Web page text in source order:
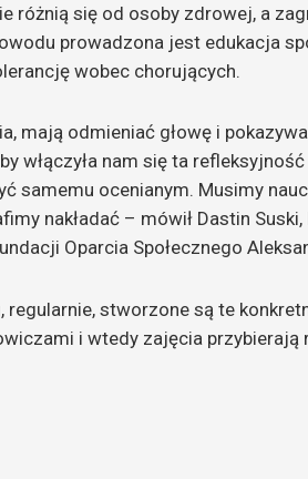
różnią się od osoby zdrowej, a
prowadzona jest edukacja
wobec chorujących.
mają odmieniać głowę i
włączyła nam się ta
samemu ocenianym. Musimy
nakładać – mówił Dastin
Oparcia Społecznego
stworzone są te
i wtedy zajęcia przybierają